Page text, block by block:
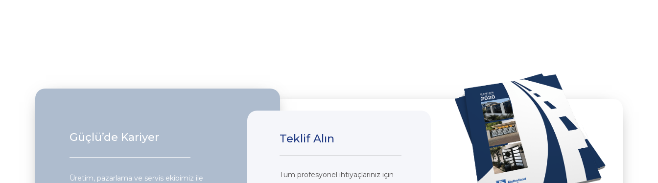
Güçlü’de Kariyer
Üretim, pazarlama ve servis ekibimiz ile
Teklif Alın
Tüm profesyonel ihtiyaçlarınız için